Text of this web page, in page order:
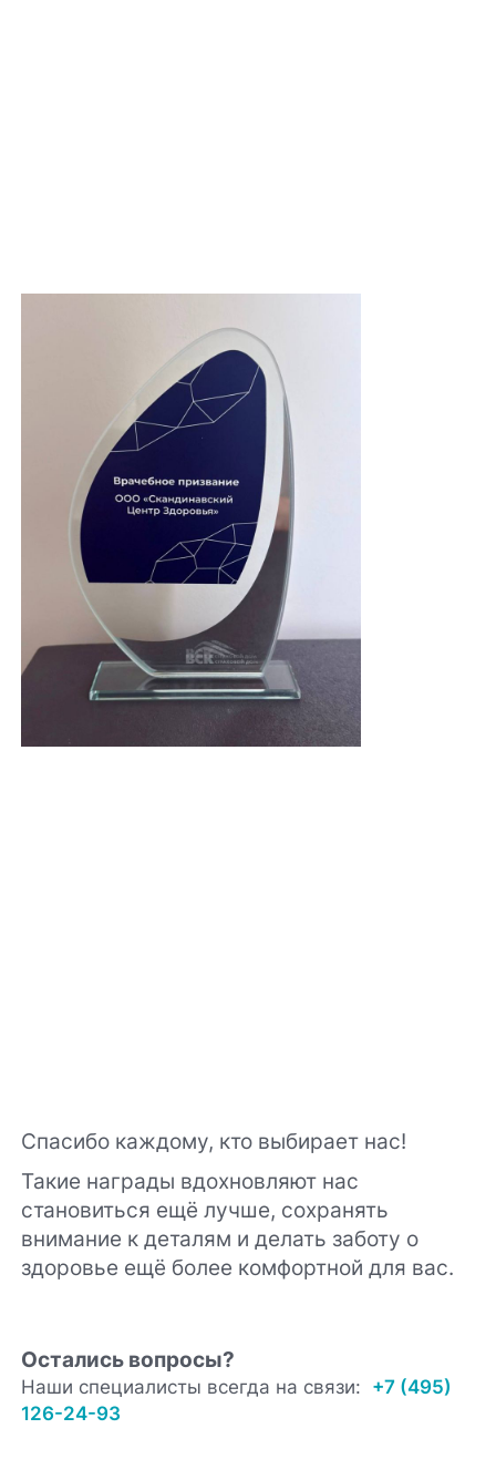
Спасибо каждому, кто выбирает нас!
Такие награды вдохновляют нас
становиться ещё лучше, сохранять
внимание к деталям и делать заботу о
здоровье ещё более комфортной для вас.
Остались вопросы?
Наши специалисты всегда на связи: +7 (495)
126-24-93